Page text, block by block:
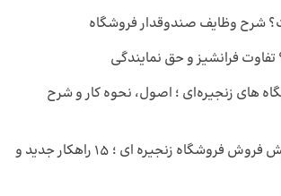
شرح وظایف صندوقدار فروشگاه
فرانشیز و حق نمایندگی
های زنجیره‌ای ؛ اصول، نحوه کار و شرح
تکنیک‌ های افزایش فروش فروشگاه زنجیره‌ ای ؛ 15 راهکار جدید و